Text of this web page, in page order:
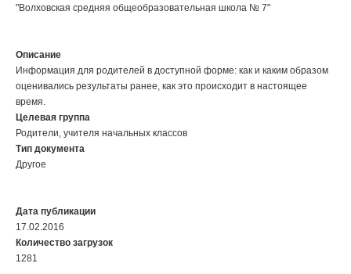
"Волховская средняя общеобразовательная школа № 7"
Описание
Информация для родителей в доступной форме: как и каким образом
оценивались результаты ранее, как это происходит в настоящее
время.
Целевая группа
Родители, учителя начальных классов
Тип документа
Другое
Дата публикации
17.02.2016
Количество загрузок
1281